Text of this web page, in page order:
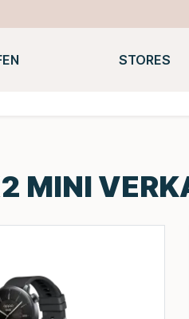
STORES
Konsolen
MINI